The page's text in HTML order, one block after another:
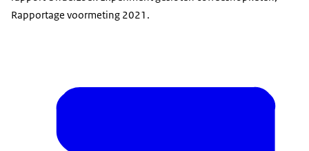
Rapportage voormeting 2021.